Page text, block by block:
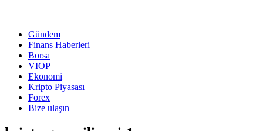
Gündem
Finans Haberleri
Borsa
VIOP
Ekonomi
Kripto Piyasası
Forex
Bize ulaşın